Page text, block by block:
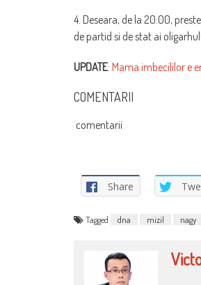
4. Deseara, de la 20:00,
de partid si de stat ai
UPDATE: Mama imbecililor e
COMENTARII
comentarii
Share
Tagged dna mizil nagy